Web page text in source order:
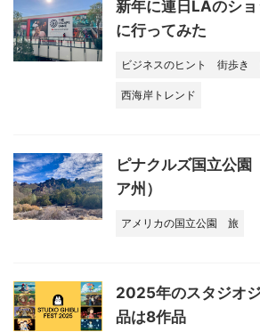
新年に連日LAのシ
に行ってみた
ビジネスのヒント 街歩き
西海岸トレンド
ピナクルズ国立公園
ア州）
アメリカの国立公園 旅
2025年のスタジオ
品は8作品